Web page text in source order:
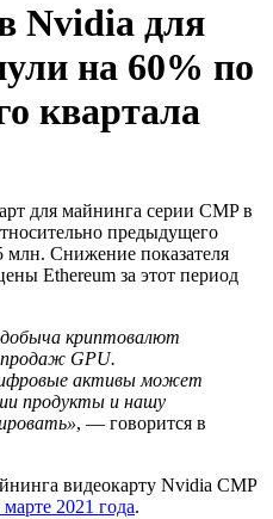
Nvidia для
на 60% по
квартала
для майнинга серии CMPв
предыдущего
Снижение показателя
Ethereum за этот период
добыча криптовалют
продаж GPU.
активы может
продукты и нашу
, — говорится в
видеокарту Nvidia CMP
2021 года.